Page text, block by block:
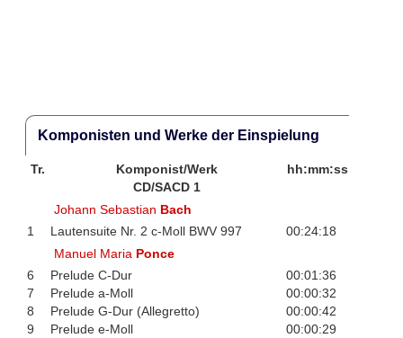
Komponisten und Werke der Einspielung
Tr. Komponist/Werk
hh:mm:ss
CD/SACD 1
Johann Sebastian Bach
1
Lautensuite Nr. 2 c-Moll BWV 997
00:24:18
Manuel Maria Ponce
6
Prelude C-Dur
00:01:36
7
Prelude a-Moll
00:00:32
8
Prelude G-Dur (Allegretto)
00:00:42
9
Prelude e-Moll
00:00:29